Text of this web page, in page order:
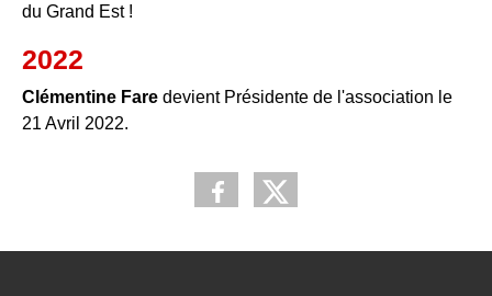
du Grand Est !
2022
Clémentine Fare devient Présidente de l'association le
21 Avril 2022.